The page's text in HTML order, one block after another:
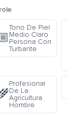
Tono De Piel
Medio Claro
Persona Con
Turbante
Profesional
De La
Agricultura
Hombre